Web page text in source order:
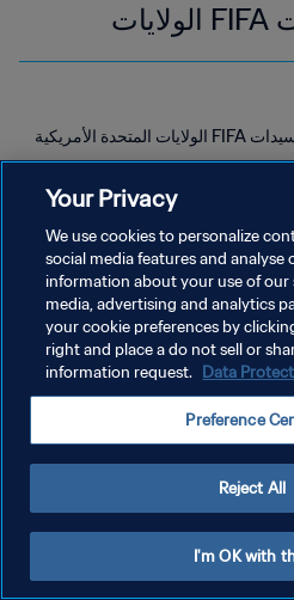
كأس العالم للسيدات FIFA الولايات
شاهد كل هدف من كأس العالم للسيدات FIFA الولايات المتحدة الأمريكية
Your Privacy
We use cookies to personalize
social media features and analyse
information about your use of our
media, advertising and analytics
your cookie preferences by
right and place a do not sell or
information request. Data
Preference
Reject All
I'm OK with